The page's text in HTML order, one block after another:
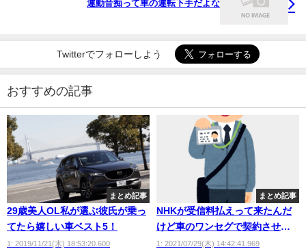
運動音痴って車の運転下手だよな
Twitterでフォローしよう
おすすめの記事
まとめ記事
29歳美人OL私が選ぶ彼氏が乗っ
てたら嬉しい車ベスト5！
1: 2019/11/21(木) 18:53:20.600
まとめ記事
NHKが受信料払えって来たんだ
けど車のワンセグで契約させら
れそうなんだが
1: 2021/07/29(木) 14:42:41.969